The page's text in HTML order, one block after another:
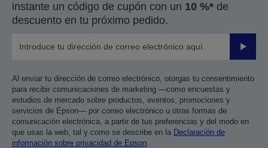
instante un código de cupón con un 10 %* de
descuento en tu próximo pedido.
Enviar
Al enviar tu dirección de correo electrónico, otorgas tu consentimiento
para recibir comunicaciones de marketing —como encuestas y
estudios de mercado sobre productos, eventos, promociones y
servicios de Epson— por correo electrónico u otras formas de
comunicación electrónica, a partir de tus preferencias y del modo en
que usas la web, tal y como se describe en la Declaración de
información sobre privacidad de Epson.